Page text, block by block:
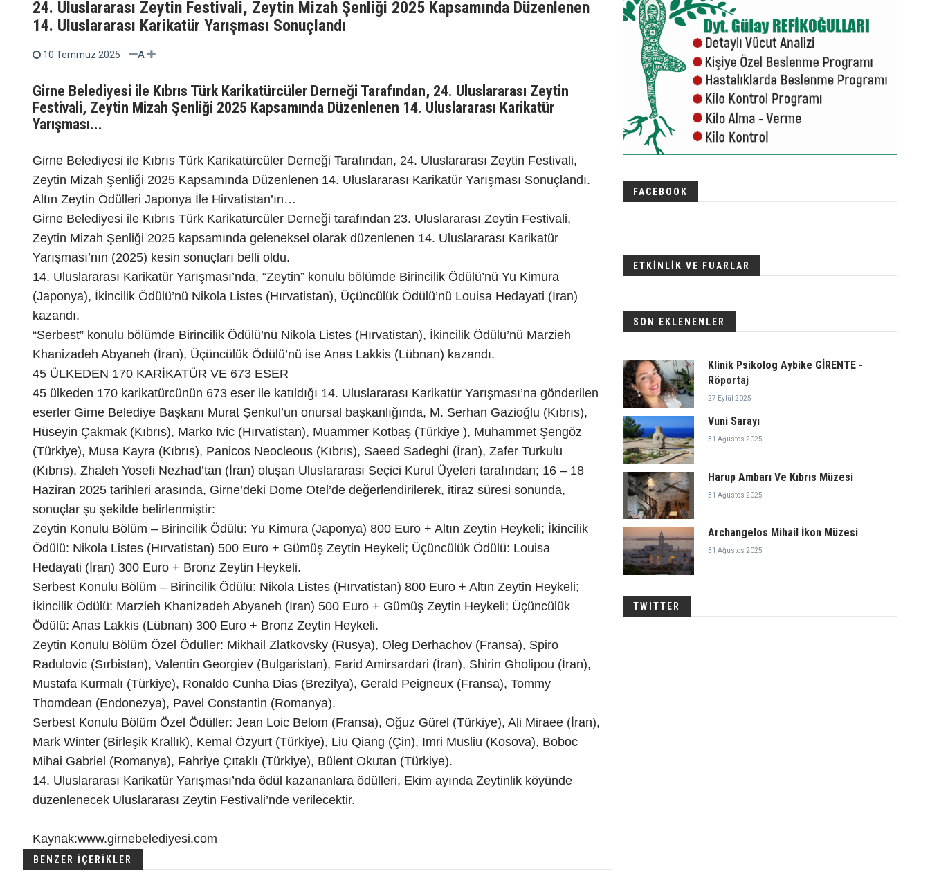
24. Uluslararası Zeytin Festivali, Zeytin Mizah Şenliği 2025 Kapsamında Düzenlenen
14. Uluslararası Karikatür Yarışması Sonuçlandı
10 Temmuz 2025 A
Girne Belediyesi ile Kıbrıs Türk Karikatürcüler Derneği Tarafından, 24. Uluslararası Zeytin
Festivali, Zeytin Mizah Şenliği 2025 Kapsamında Düzenlenen 14. Uluslararası Karikatür
Yarışması...
Girne Belediyesi ile Kıbrıs Türk Karikatürcüler Derneği Tarafından, 24. Uluslararası Zeytin Festivali,
Zeytin Mizah Şenliği 2025 Kapsamında Düzenlenen 14. Uluslararası Karikatür Yarışması Sonuçlandı.
Altın Zeytin Ödülleri Japonya İle Hirvatistan’ın…
Girne Belediyesi ile Kıbrıs Türk Karikatürcüler Derneği tarafından 23. Uluslararası Zeytin Festivali,
Zeytin Mizah Şenliği 2025 kapsamında geleneksel olarak düzenlenen 14. Uluslararası Karikatür
Yarışması’nın (2025) kesin sonuçları belli oldu.
14. Uluslararası Karikatür Yarışması’nda, “Zeytin” konulu bölümde Birincilik Ödülü’nü Yu Kimura
(Japonya), İkincilik Ödülü’nü Nikola Listes (Hırvatistan), Üçüncülük Ödülü’nü Louisa Hedayati (İran)
kazandı.
“Serbest” konulu bölümde Birincilik Ödülü’nü Nikola Listes (Hırvatistan), İkincilik Ödülü’nü Marzieh
Khanizadeh Abyaneh (İran), Üçüncülük Ödülü’nü ise Anas Lakkis (Lübnan) kazandı.
45 ÜLKEDEN 170 KARİKATÜR VE 673 ESER
45 ülkeden 170 karikatürcünün 673 eser ile katıldığı 14. Uluslararası Karikatür Yarışması’na gönderilen
eserler Girne Belediye Başkanı Murat Şenkul’un onursal başkanlığında, M. Serhan Gazioğlu (Kıbrıs),
Hüseyin Çakmak (Kıbrıs), Marko Ivic (Hırvatistan), Muammer Kotbaş (Türkiye ), Muhammet Şengöz
(Türkiye), Musa Kayra (Kıbrıs), Panicos Neocleous (Kıbrıs), Saeed Sadeghi (İran), Zafer Turkulu
(Kıbrıs), Zhaleh Yosefi Nezhad’tan (İran) oluşan Uluslararası Seçici Kurul Üyeleri tarafından; 16 – 18
Haziran 2025 tarihleri arasında, Girne’deki Dome Otel’de değerlendirilerek, itiraz süresi sonunda,
sonuçlar şu şekilde belirlenmiştir:
Zeytin Konulu Bölüm – Birincilik Ödülü: Yu Kimura (Japonya) 800 Euro + Altın Zeytin Heykeli; İkincilik
Ödülü: Nikola Listes (Hırvatistan) 500 Euro + Gümüş Zeytin Heykeli; Üçüncülük Ödülü: Louisa
Hedayati (İran) 300 Euro + Bronz Zeytin Heykeli.
Serbest Konulu Bölüm – Birincilik Ödülü: Nikola Listes (Hırvatistan) 800 Euro + Altın Zeytin Heykeli;
İkincilik Ödülü: Marzieh Khanizadeh Abyaneh (İran) 500 Euro + Gümüş Zeytin Heykeli; Üçüncülük
Ödülü: Anas Lakkis (Lübnan) 300 Euro + Bronz Zeytin Heykeli.
Zeytin Konulu Bölüm Özel Ödüller: Mikhail Zlatkovsky (Rusya), Oleg Derhachov (Fransa), Spiro
Radulovic (Sırbistan), Valentin Georgiev (Bulgaristan), Farid Amirsardari (İran), Shirin Gholipou (İran),
Mustafa Kurmalı (Türkiye), Ronaldo Cunha Dias (Brezilya), Gerald Peigneux (Fransa), Tommy
Thomdean (Endonezya), Pavel Constantin (Romanya).
Serbest Konulu Bölüm Özel Ödüller: Jean Loic Belom (Fransa), Oğuz Gürel (Türkiye), Ali Miraee (İran),
Mark Winter (Birleşik Krallık), Kemal Özyurt (Türkiye), Liu Qiang (Çin), Imri Musliu (Kosova), Boboc
Mihai Gabriel (Romanya), Fahriye Çıtaklı (Türkiye), Bülent Okutan (Türkiye).
14. Uluslararası Karikatür Yarışması’nda ödül kazananlara ödülleri, Ekim ayında Zeytinlik köyünde
düzenlenecek Uluslararası Zeytin Festivali’nde verilecektir.
Kaynak:www.girnebelediyesi.com
BENZER İÇERİKLER
FACEBOOK
ETKİNLİK VE FUARLAR
SON EKLENENLER
Klinik Psikolog Aybike GİRENTE -
Röportaj
27 Eylül 2025
Vuni Sarayı
31 Ağustos 2025
Harup Ambarı Ve Kıbrıs Müzesi
31 Ağustos 2025
Archangelos Mihail İkon Müzesi
31 Ağustos 2025
TWITTER